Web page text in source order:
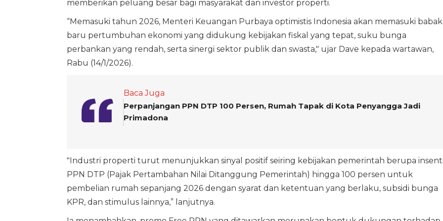
memberikan peluang besar bagi masyarakat dan investor properti.
“Memasuki tahun 2026, Menteri Keuangan Purbaya optimistis Indonesia akan memasuki babak
baru pertumbuhan ekonomi yang didukung kebijakan fiskal yang tepat, suku bunga
perbankan yang rendah, serta sinergi sektor publik dan swasta," ujar Dave kepada wartawan,
Rabu (14/1/2026).
Baca Juga
Perpanjangan PPN DTP 100 Persen, Rumah Tapak di Kota Penyangga Jadi
Primadona
"Industri properti turut menunjukkan sinyal positif seiring kebijakan pemerintah berupa
PPN DTP (Pajak Pertambahan Nilai Ditanggung Pemerintah) hingga 100 persen untuk
pembelian rumah sepanjang 2026 dengan syarat dan ketentuan yang berlaku, subsidi bunga
KPR, dan stimulus lainnya,” lanjutnya.